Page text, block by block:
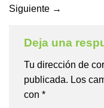
Siguiente →
Deja una
Tu dirección de
publicada. Los
con *